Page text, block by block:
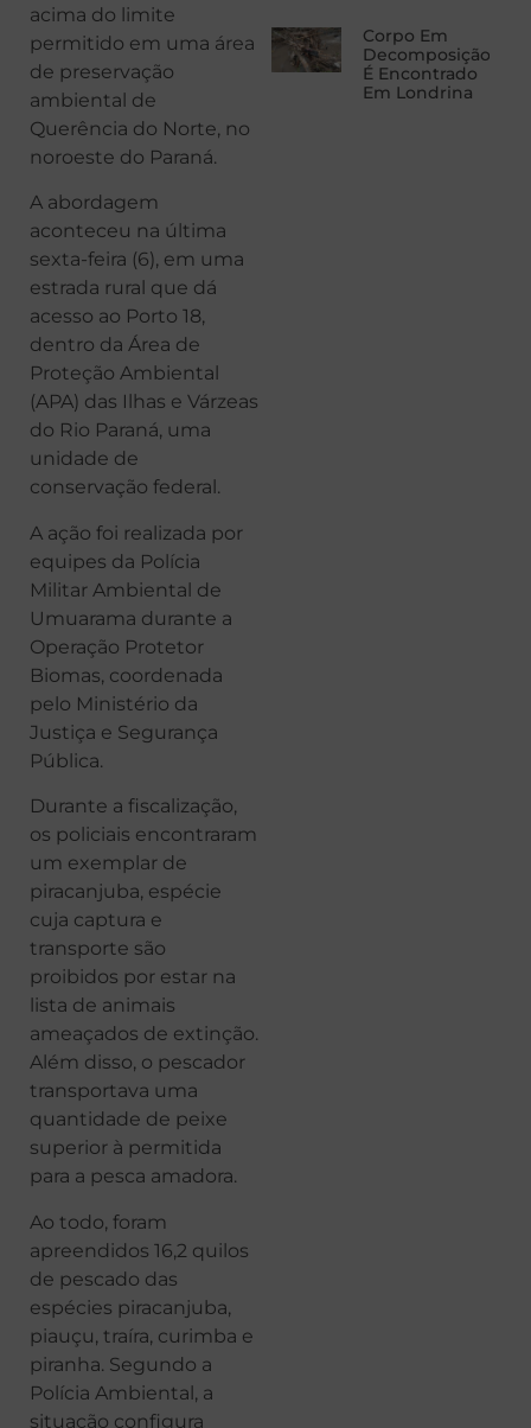
acima do limite
permitido em uma área
de preservação
ambiental de
Querência do Norte, no
noroeste do Paraná.
A abordagem
aconteceu na última
sexta-feira (6), em uma
estrada rural que dá
acesso ao Porto 18,
dentro da Área de
Proteção Ambiental
(APA) das Ilhas e Várzeas
do Rio Paraná, uma
unidade de
conservação federal.
A ação foi realizada por
equipes da Polícia
Militar Ambiental de
Umuarama durante a
Operação Protetor
Biomas, coordenada
pelo Ministério da
Justiça e Segurança
Pública.
Durante a fiscalização,
os policiais encontraram
um exemplar de
piracanjuba, espécie
cuja captura e
transporte são
proibidos por estar na
lista de animais
ameaçados de extinção.
Além disso, o pescador
transportava uma
quantidade de peixe
superior à permitida
para a pesca amadora.
Ao todo, foram
apreendidos 16,2 quilos
de pescado das
espécies piracanjuba,
piauçu, traíra, curimba e
piranha. Segundo a
Polícia Ambiental, a
situação configura
Corpo Em
Decomposição
É Encontrado
Em Londrina